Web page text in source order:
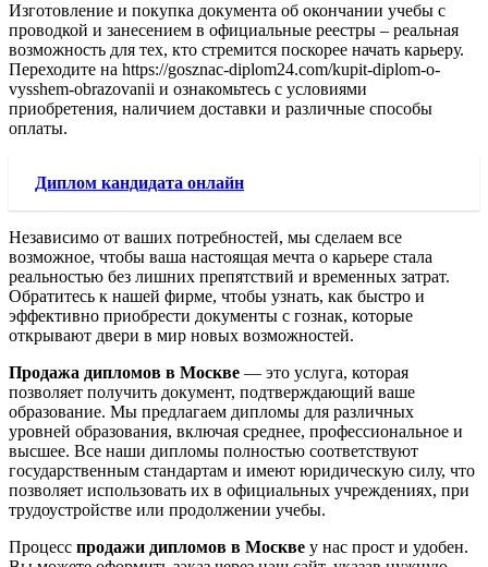
Изготовление и покупка документа об окончании учебы с
проводкой и занесением в официальные реестры – реальная
возможность для тех, кто стремится поскорее начать карьеру.
Переходите на https://gosznac-diplom24.com/kupit-diplom-o-
vysshem-obrazovanii и ознакомьтесь с условиями
приобретения, наличием доставки и различные способы
оплаты.
Диплом кандидата онлайн
Независимо от ваших потребностей, мы сделаем все
возможное, чтобы ваша настоящая мечта о карьере стала
реальностью без лишних препятствий и временных затрат.
Обратитесь к нашей фирме, чтобы узнать, как быстро и
эффективно приобрести документы с гознак, которые
открывают двери в мир новых возможностей.
Продажа дипломов в Москве — это услуга, которая
позволяет получить документ, подтверждающий ваше
образование. Мы предлагаем дипломы для различных
уровней образования, включая среднее, профессиональное и
высшее. Все наши дипломы полностью соответствуют
государственным стандартам и имеют юридическую силу, что
позволяет использовать их в официальных учреждениях, при
трудоустройстве или продолжении учебы.
Процесс продажи дипломов в Москве у нас прост и удобен.